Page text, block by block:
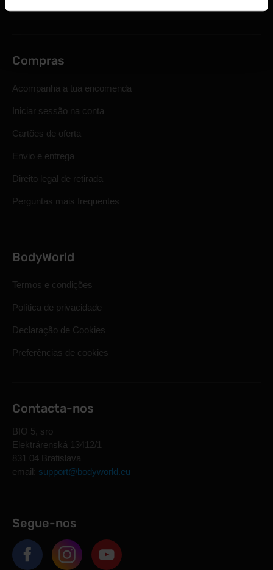
Compras
Acompanha a tua encomenda
Iniciar sessão na conta
Cartões de oferta
Envio e entrega
Direito legal de retirada
Perguntas mais frequentes
BodyWorld
Termos e condições
Política de privacidade
Declaração de Cookies
Preferências de cookies
Contacta-nos
BIO 5, sro
Elektrárenská 13412/1
831 04 Bratislava
email: support@bodyworld.eu
Segue-nos